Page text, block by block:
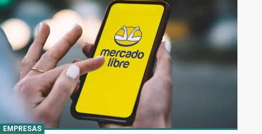
EMPRESAS